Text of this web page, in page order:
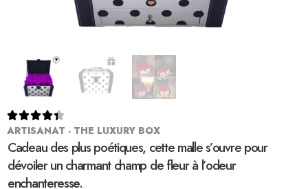

ARTISANAT - THE LUXURY BOX
Cadeau des plus poétiques, cette malle s’ouvre pour
dévoiler un charmant champ de fleur à l’odeur
enchanteresse.